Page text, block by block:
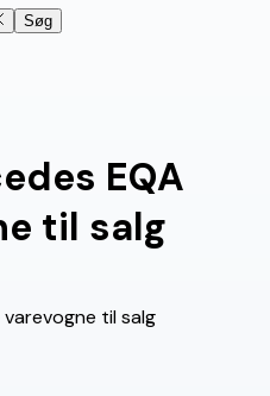
Søg
EQA
til salg
til salg